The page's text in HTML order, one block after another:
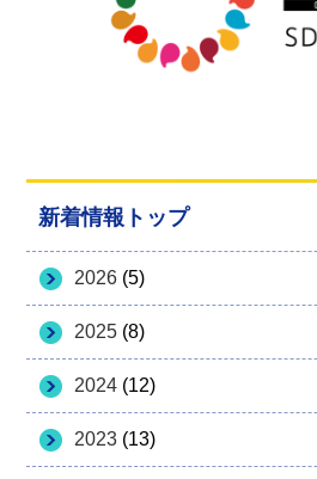
新着情報トップ
2026 (5)
2025 (8)
2024 (12)
2023 (13)